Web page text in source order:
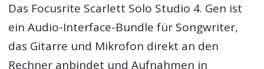
Das Focusrite Scarlett Solo Studio 4. Gen ist
ein Audio-Interface-Bundle für Songwriter,
das Gitarre und Mikrofon direkt an den
Rechner anbindet und Aufnahmen in